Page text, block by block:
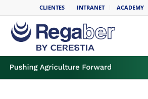
CLIENTES INTRANET ACADEMY